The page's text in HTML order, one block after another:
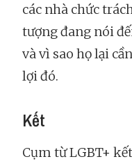
các nhà chức
tượng đang nói
và vì sao họ lại
lợi đó.
Kết
Cụm từ LGBT+